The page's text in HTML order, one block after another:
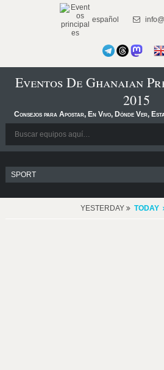
español
Eventos De Ghanaian
2015
Consejos para Apostar, En Vivo, Dónde Ver,
YESTERDAY TODAY